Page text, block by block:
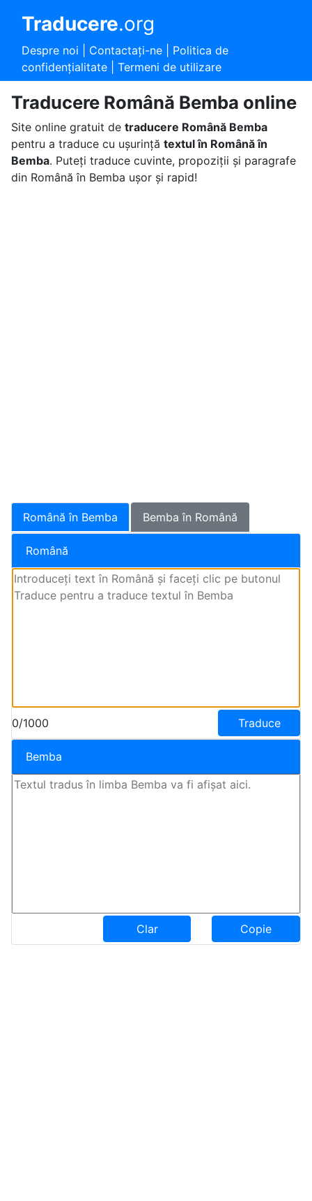
Traducere.org
Despre noi Contactaţi-ne| Politica de
confidențialitate| Termeni de utilizare
Traducere Română Bemba online
Site online gratuit de traducere Română Bemba
pentru a traduce cu ușurință textul în Română în
Bemba. Puteți traduce cuvinte, propoziții și paragrafe
din Română în Bemba ușor și rapid!
Română în Bemba Bemba în Română
Română
0/1000 Traduce
Bemba
Clar Copie